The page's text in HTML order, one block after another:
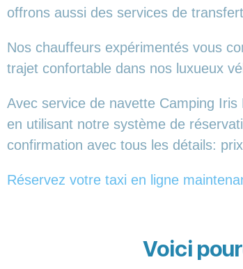
offrons aussi des services de
Nos chauffeurs expérimentés vous
trajet confortable dans nos luxueux
Avec service de navette Camping
en utilisant notre système de
confirmation avec tous les détails:
Réservez votre taxi en ligne
Voici